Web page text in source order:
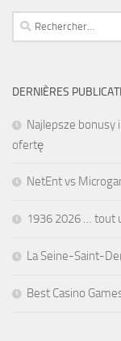
Rechercher :
DERNIÈRES
Najlepsze bonusy
ofertę
NetEnt vs
1936 2026 … tout
La Seine-Saint-
Best Casino